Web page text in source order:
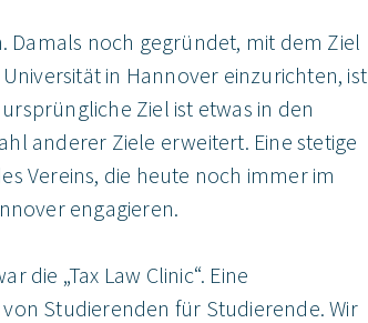
Damals noch gegründet, mit dem Ziel
in Hannover einzurichten, ist
Ziel ist etwas in den
anderer Ziele erweitert. Eine stetige
Vereins, die heute noch immer im
engagieren.
die „Tax Law Clinic“. Eine
Studierenden für Studierende. Wir